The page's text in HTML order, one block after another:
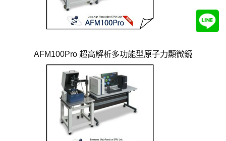
AFM100Pro 超高解析多功能型原子力顯微鏡